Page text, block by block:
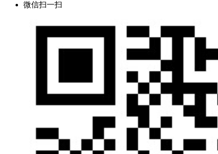
微信扫一扫